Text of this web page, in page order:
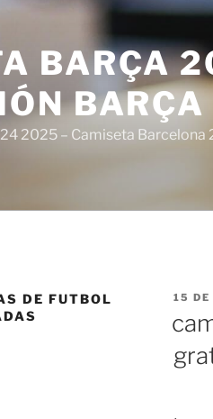
BARÇA
2025 – Camiseta
DE FUTBOL
15 DE